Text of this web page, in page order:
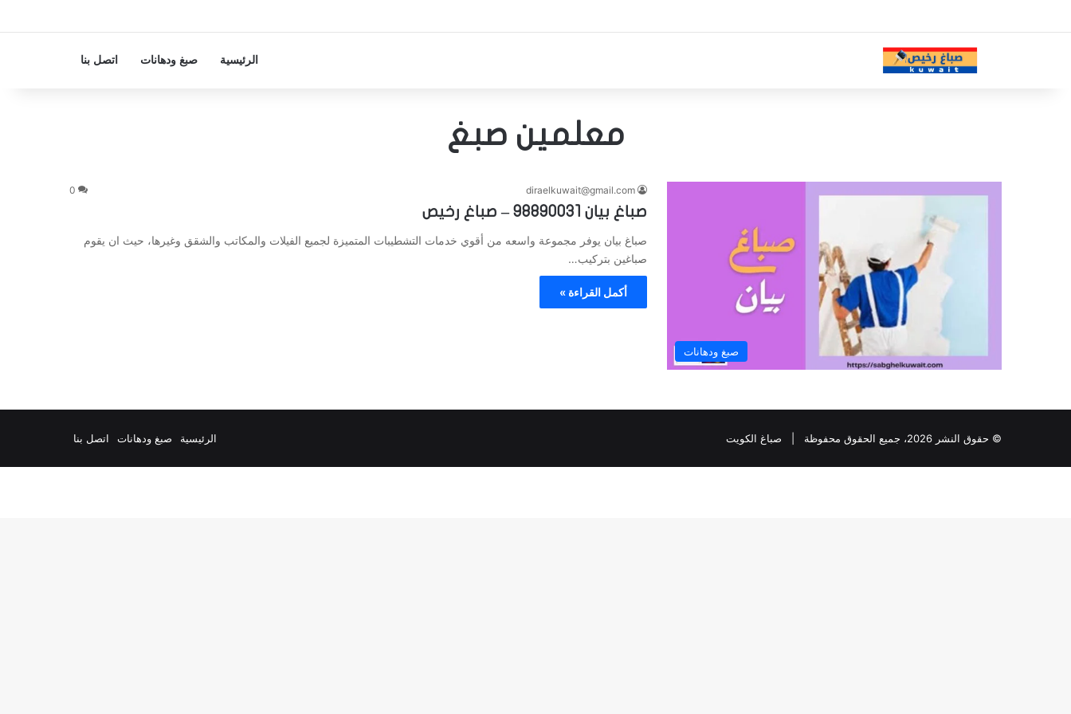
الرئيسية صبغ ودهانات اتصل بنا
معلمين صبغ
صبغ ودهانات
diraelkuwait@gmail.com
0
صباغ بيان 98890031 – صباغ رخيص
صباغ بيان يوفر مجموعة واسعه من أقوي خدمات التشطيبات المتميزة لجميع الفيلات والمكاتب والشقق وغيرها، حيث ان يقوم
صباغين بتركيب…
أكمل القراءة »
© حقوق النشر 2026، جميع الحقوق محفوظة | صباغ الكويت الرئيسية صبغ ودهانات اتصل بنا